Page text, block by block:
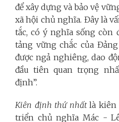
để xây dựng và bảo vệ
xã hội chủ nghĩa. Đây là
tắc, có ý nghĩa sống còn
tảng vững chắc của
được ngả nghiêng, dao
đầu tiên quan trọng
định”.
Kiên định thứ nhấtlà kiên
triển chủ nghĩa Mác -